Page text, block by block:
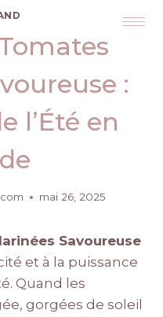
:
l’Été en
mai 26, 2025
Savoureuse
et à la puissance
Quand les
gorgées de soleil